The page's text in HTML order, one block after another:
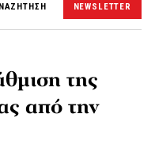
NEWSLETTER
της
από την